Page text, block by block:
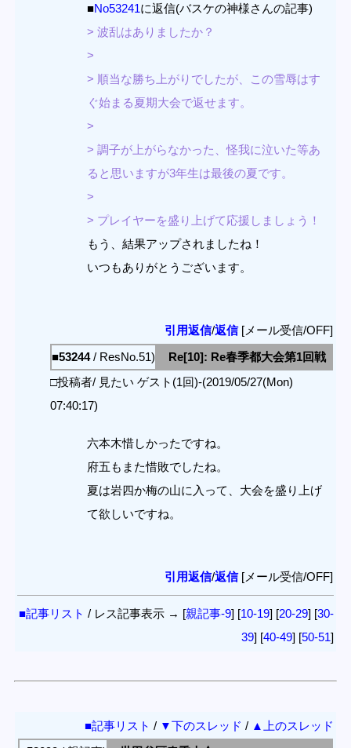
■No53241に返信(バスケの神様さんの記事)
> 波乱はありましたか？
>
> 順当な勝ち上がりでしたが、この雪辱はす
ぐ始まる夏期大会で返せます。
>
> 調子が上がらなかった、怪我に泣いた等あ
ると思いますが3年生は最後の夏です。
>
> プレイヤーを盛り上げて応援しましょう！
もう、結果アップされましたね！
いつもありがとうございます。
引用返信/返信[メール受信/OFF]
■53244/ ResNo.51)
Re[10]: Re春季都大会第1回戦
□投稿者/ 見たい ゲスト(1回)-(2019/05/27(Mon)
07:40:17)
六本木惜しかったですね。
府五もまた惜敗でしたね。
夏は岩四か梅の山に入って、大会を盛り上げ
て欲しいですね。
引用返信/返信[メール受信/OFF]
■記事リスト / レス記事表示 → [親記事-9] [10-19] [20-29] [30-
39] [40-49] [50-51]
■記事リスト / ▼下のスレッド / ▲上のスレッド